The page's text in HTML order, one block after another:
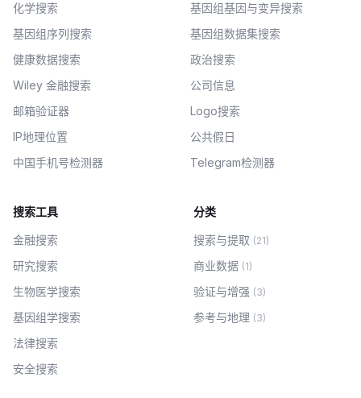
化学搜索
基因组基因与变异搜索
基因组序列搜索
基因组数据集搜索
健康数据搜索
政治搜索
Wiley 金融搜索
公司信息
邮箱验证器
Logo搜索
IP地理位置
公共假日
中国手机号检测器
Telegram检测器
搜索工具
金融搜索
研究搜索
生物医学搜索
基因组学搜索
法律搜索
安全搜索
分类
搜索与提取 (21)
商业数据 (1)
验证与增强 (3)
参考与地理 (3)